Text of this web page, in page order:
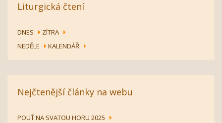
Liturgická čtení
DNES
ZÍTRA
NEDĚLE
KALENDÁŘ
Nejčtenější články na webu
POUŤ NA SVATOU HORU 2025